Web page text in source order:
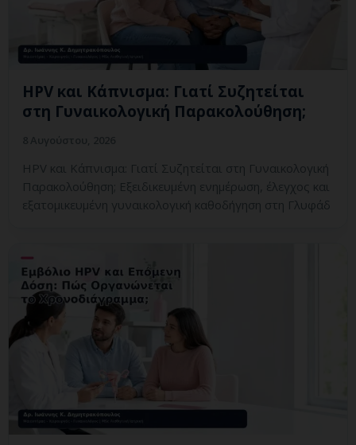
HPV και Κάπνισμα: Γιατί Συζητείται
στη Γυναικολογική Παρακολούθηση;
HPV και Κάπνισμα: Γιατί Συζητείται στη Γυναικολογική
Παρακολούθηση; Εξειδικευμένη ενημέρωση, έλεγχος και
εξατομικευμένη γυναικολογική καθοδήγηση στη Γλυφάδ